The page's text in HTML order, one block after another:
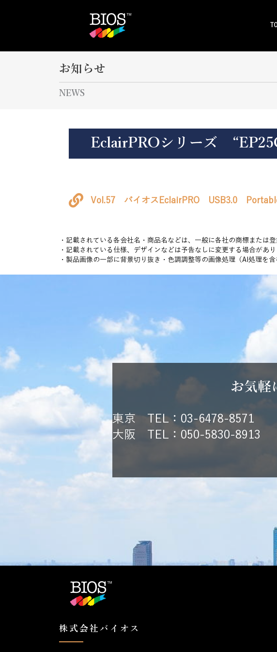
お知らせ
NEWS
EclairPROシリーズ
Vol.57 バイオスEclairPRO USB3.0
・記載されている各会社名・商品名などは、一般に各社の商標または登
・記載されている仕様、デザインなどは予告なしに変更する場合があり
・製品画像の一部に背景切り抜き・色調調整等の画像処理（AI処理を
お気軽
東京 TEL：03-6478-8571
大阪 TEL：050-5830-8913
株式会社バイオス